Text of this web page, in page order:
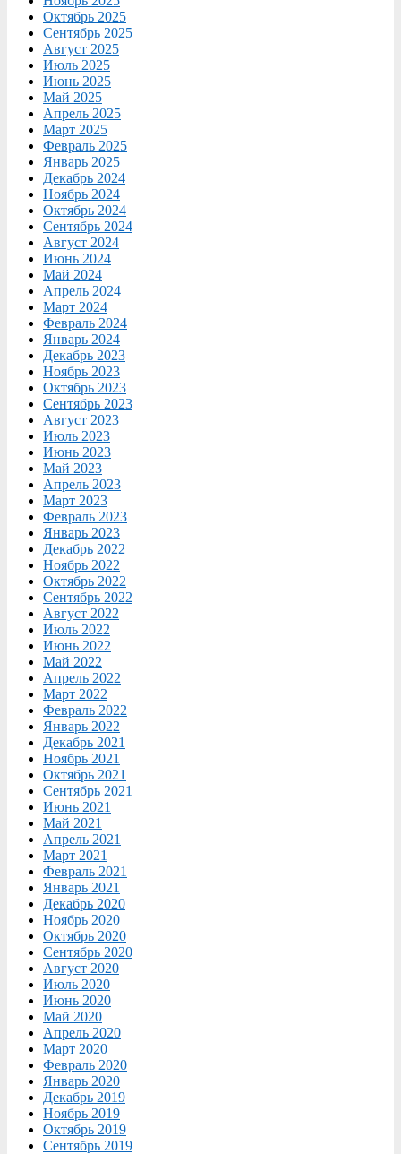
Октябрь 2025
Сентябрь 2025
Август 2025
Июль 2025
Июнь 2025
Май 2025
Апрель 2025
Март 2025
Февраль 2025
Январь 2025
Декабрь 2024
Ноябрь 2024
Октябрь 2024
Сентябрь 2024
Август 2024
Июнь 2024
Май 2024
Апрель 2024
Март 2024
Февраль 2024
Январь 2024
Декабрь 2023
Ноябрь 2023
Октябрь 2023
Сентябрь 2023
Август 2023
Июль 2023
Июнь 2023
Май 2023
Апрель 2023
Март 2023
Февраль 2023
Январь 2023
Декабрь 2022
Ноябрь 2022
Октябрь 2022
Сентябрь 2022
Август 2022
Июль 2022
Июнь 2022
Май 2022
Апрель 2022
Март 2022
Февраль 2022
Январь 2022
Декабрь 2021
Ноябрь 2021
Октябрь 2021
Сентябрь 2021
Июнь 2021
Май 2021
Апрель 2021
Март 2021
Февраль 2021
Январь 2021
Декабрь 2020
Ноябрь 2020
Октябрь 2020
Сентябрь 2020
Август 2020
Июль 2020
Июнь 2020
Май 2020
Апрель 2020
Март 2020
Февраль 2020
Январь 2020
Декабрь 2019
Ноябрь 2019
Октябрь 2019
Сентябрь 2019